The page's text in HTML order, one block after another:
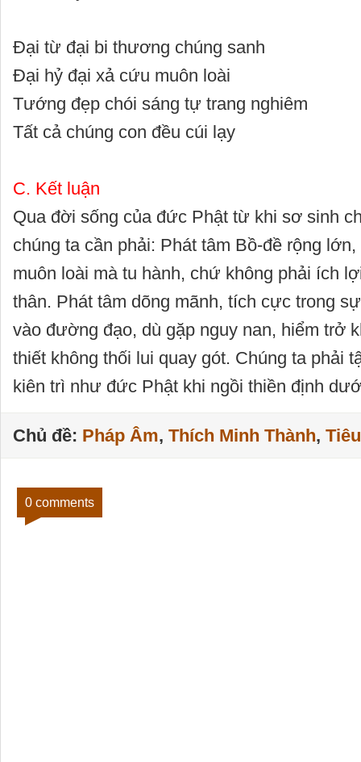
Đại từ đại bi thương chúng sanh
Đại hỷ đại xả cứu muôn loài
Tướng đẹp chói sáng tự trang nghiêm
Tất cả chúng con đều cúi lạy
C. Kết luận
Qua đời sống của đức Phật từ khi sơ sinh
chúng ta cần phải: Phát tâm Bồ-đề rộng
muôn loài mà tu hành, chứ không phải ích
thân. Phát tâm dõng mãnh, tích cực trong
vào đường đạo, dù gặp nguy nan, hiểm trở
thiết không thối lui quay gót. Chúng ta phải
kiên trì như đức Phật khi ngồi thiền định
Chủ đề: Pháp Âm, Thích Minh Thành,
0 comments